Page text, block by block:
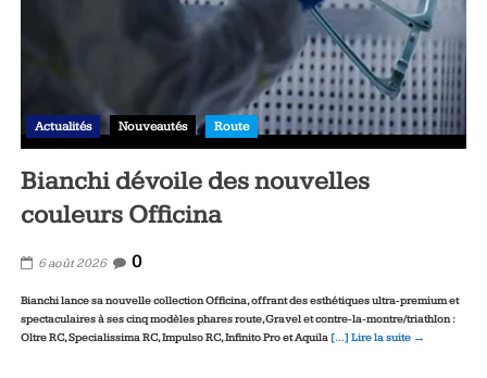
Actualités Nouveautés Route
Bianchi dévoile des nouvelles
couleurs Officina
6 août 2026 0
Bianchi lance sa nouvelle collection Officina, offrant des esthétiques ultra‑premium et
spectaculaires à ses cinq modèles phares route, Gravel et contre‑la‑montre/triathlon :
Oltre RC, Specialissima RC, Impulso RC, Infinito Pro et Aquila […] Lire la suite →